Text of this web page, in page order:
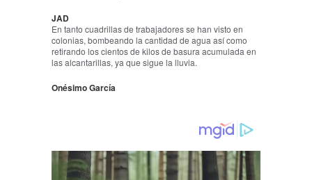
JAD
En tanto cuadrillas de trabajadores se han visto en
colonias, bombeando la cantidad de agua así como
retirando los cientos de kilos de basura acumulada en
las alcantarillas, ya que sigue la lluvia.
Onésimo García